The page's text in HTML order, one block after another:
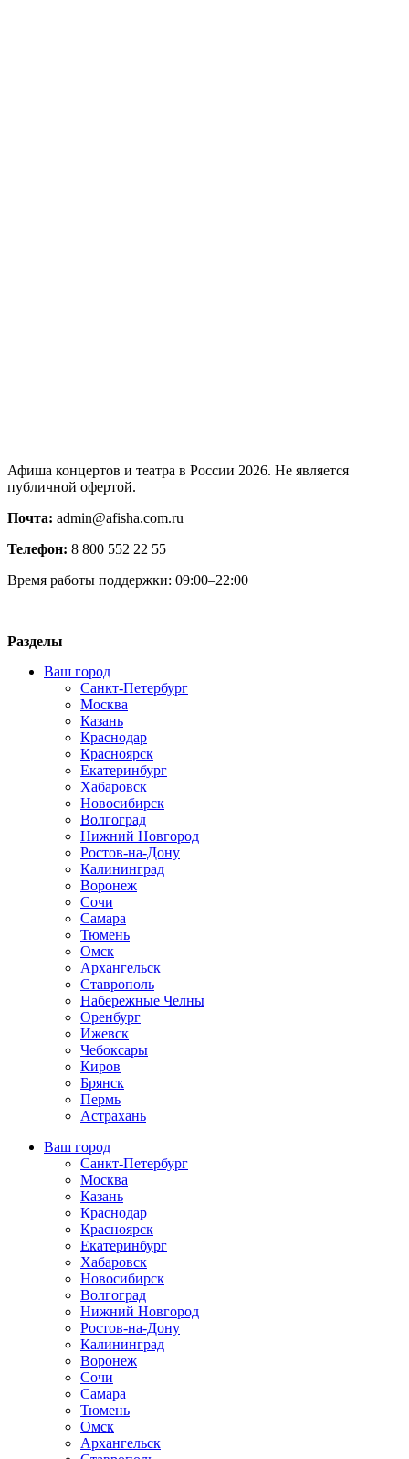
Афиша концертов и театра в России 2026. Не является
публичной офертой.
Почта: admin@afisha.com.ru
Телефон: 8 800 552 22 55
Время работы поддержки: 09:00–22:00
Разделы
Ваш город
Санкт-Петербург
Москва
Казань
Краснодар
Красноярск
Екатеринбург
Хабаровск
Новосибирск
Волгоград
Нижний Новгород
Ростов-на-Дону
Калининград
Воронеж
Сочи
Самара
Тюмень
Омск
Архангельск
Ставрополь
Набережные Челны
Оренбург
Ижевск
Чебоксары
Киров
Брянск
Пермь
Астрахань
Ваш город
Санкт-Петербург
Москва
Казань
Краснодар
Красноярск
Екатеринбург
Хабаровск
Новосибирск
Волгоград
Нижний Новгород
Ростов-на-Дону
Калининград
Воронеж
Сочи
Самара
Тюмень
Омск
Архангельск